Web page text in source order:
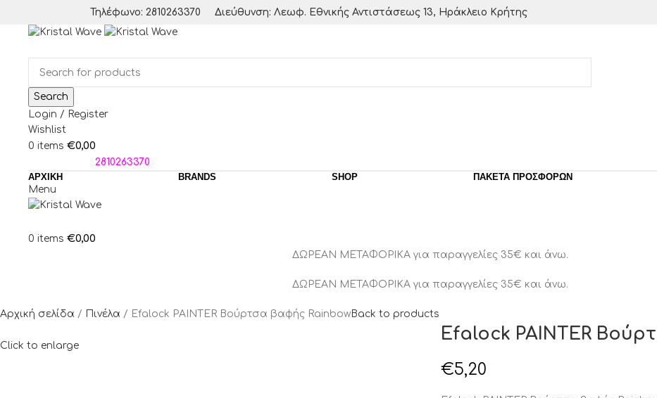
Τηλέφωνο: 2810263370 Διεύθυνση: Λεωφ. Εθνικής Αντιστάσεως 13, Ηράκλειο Κρήτης
Search
Login / Register
Wishlist
0 items €0,00
2810263370
ΑΡΧΙΚΗ
BRANDS SHOP ΠΑΚΈΤΑ ΠΡΟΣΦΟΡΏΝ
Menu
0 items €0,00
ΔΩΡΕΑΝ ΜΕΤΑΦΟΡΙΚΑ για παραγγελίες 35€ και άνω.
ΔΩΡΕΑΝ ΜΕΤΑΦΟΡΙΚΑ για παραγγελίες 35€ και άνω.
Αρχική σελίδα Πινέλα Efalock PAINTER Βούρτσα βαφής Rainbow Back to products
Click to enlarge
Efalock PAINTER
€5,20